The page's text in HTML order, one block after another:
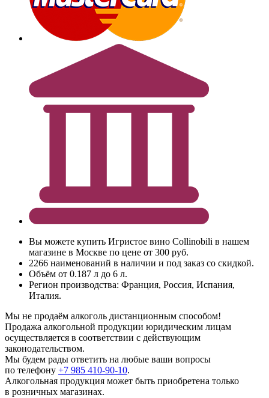
Вы можете купить Игристое вино Collinobili в нашем
магазине в Москве по цене от 300 руб.
2266 наименований в наличии и под заказ со скидкой.
Объём от 0.187 л до 6 л.
Регион производства: Франция, Россия, Испания,
Италия.
Мы не продаём алкоголь дистанционным способом!
Продажа алкогольной продукции юридическим лицам
осуществляется в соответствии с действующим
законодательством.
Мы будем рады ответить на любые ваши вопросы
по телефону +7 985 410-90-10.
Алкогольная продукция может быть приобретена только
в розничных магазинах.